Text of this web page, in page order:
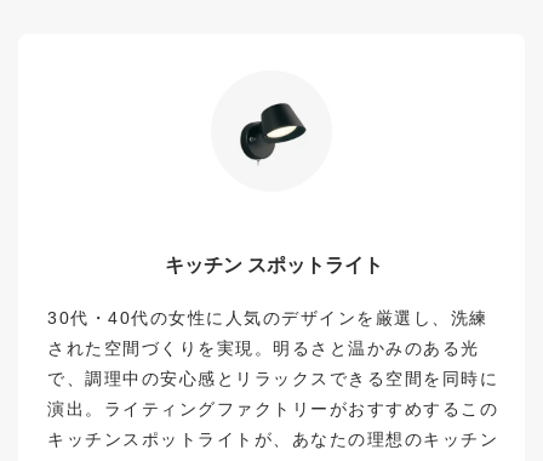
キッチン スポットライト
30代・40代の女性に人気のデザインを厳選し、洗練
された空間づくりを実現。明るさと温かみのある光
で、調理中の安心感とリラックスできる空間を同時に
演出。ライティングファクトリーがおすすめするこの
キッチンスポットライトが、あなたの理想のキッチン